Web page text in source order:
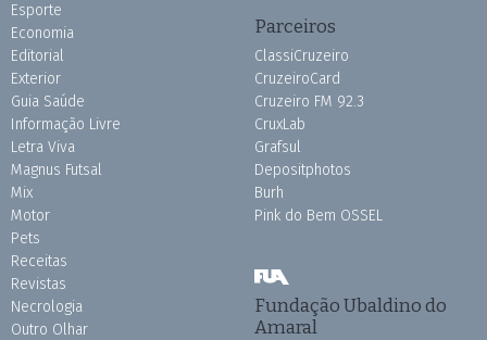
Esporte
Economia
Editorial
Exterior
Guia Saúde
Informação Livre
Letra Viva
Magnus Futsal
Mix
Motor
Pets
Receitas
Revistas
Necrologia
Outro Olhar
Parceiros
ClassiCruzeiro
CruzeiroCard
Cruzeiro FM 92.3
CruxLab
Grafsul
Depositphotos
Burh
Pink do Bem OSSEL
Fundação Ubaldino do
Amaral